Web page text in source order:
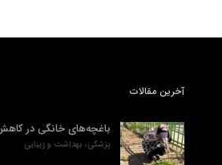
آخرین مقالات
باغچه‌های خانگی در
پزشکی، بهداشت و زیبایی